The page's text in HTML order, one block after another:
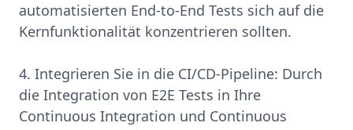
automatisierten End-to-End Tests sich auf die
Kernfunktionalität konzentrieren sollten.
4. Integrieren Sie in die CI/CD-Pipeline: Durch
die Integration von E2E Tests in Ihre
Continuous Integration und Continuous